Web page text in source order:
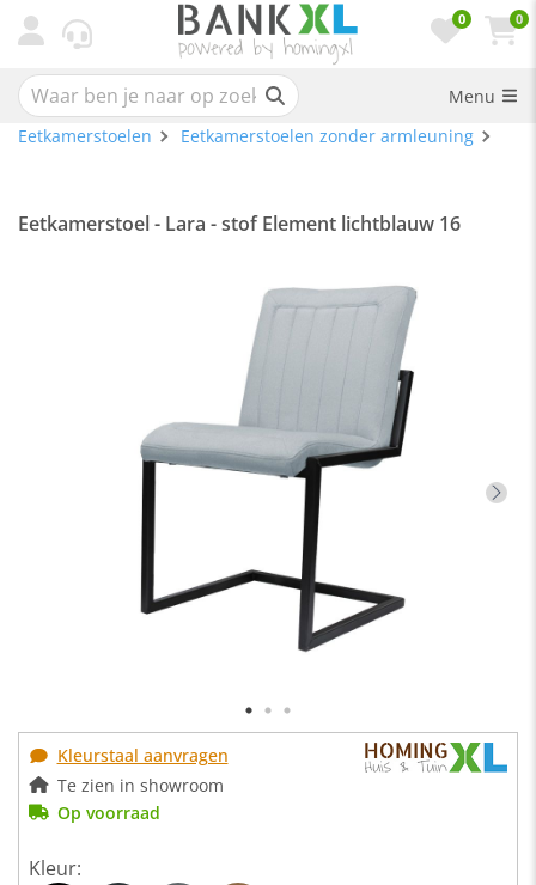
0 0
Menu
Eetkamerstoelen
Eetkamerstoelen zonder armleuning
Eetkamerstoel - Lara - stof Element lichtblauw 16
Kleurstaal aanvragen
Te zien in showroom
Op voorraad
Kleur: